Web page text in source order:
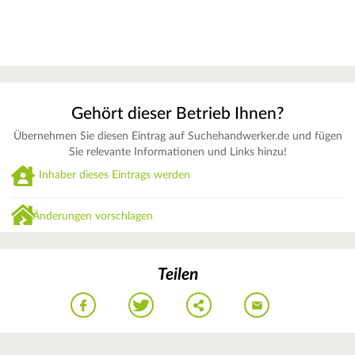
Gehört dieser Betrieb Ihnen?
Übernehmen Sie diesen Eintrag auf Suchehandwerker.de und fügen
Sie relevante Informationen und Links hinzu!
Inhaber dieses Eintrags werden
Änderungen vorschlagen
Teilen